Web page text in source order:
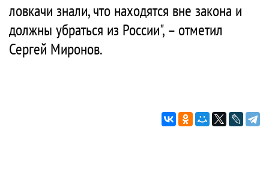
ловкачи знали, что находятся вне закона и
должны убраться из России", – отметил
Сергей Миронов.